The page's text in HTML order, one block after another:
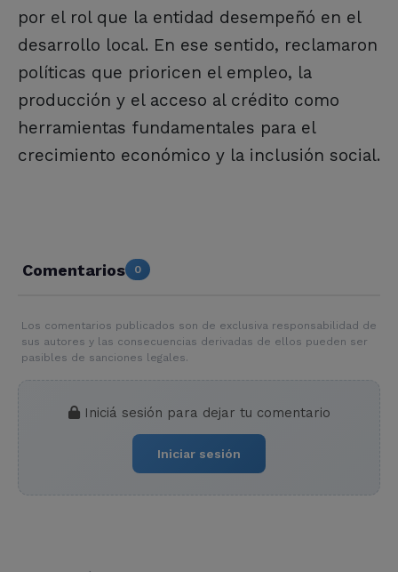
por el rol que la entidad desempeñó en el
desarrollo local. En ese sentido, reclamaron
políticas que prioricen el empleo, la
producción y el acceso al crédito como
herramientas fundamentales para el
crecimiento económico y la inclusión social.
Comentarios 0
Los comentarios publicados son de exclusiva responsabilidad de
sus autores y las consecuencias derivadas de ellos pueden ser
pasibles de sanciones legales.
Iniciá sesión para dejar tu comentario
Iniciar sesión